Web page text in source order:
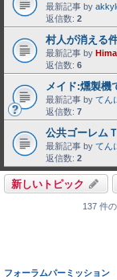
最新記事 by
返信数: 2
村人が消える
最新記事 by
返信数: 6
メイド:燻製機
最新記事 by てん
返信数: 7
公共ゴーレム
最新記事 by てん
返信数: 2
新しいトピック
137 件
フォーラムパーミッション